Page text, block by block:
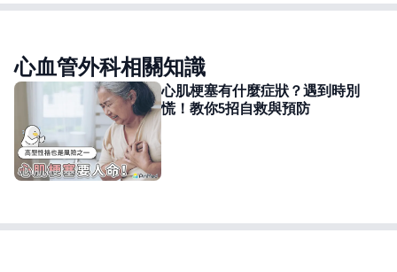
心血管外科相關知識
心肌梗塞有什麼症狀？遇到時別
慌！教你5招自救與預防